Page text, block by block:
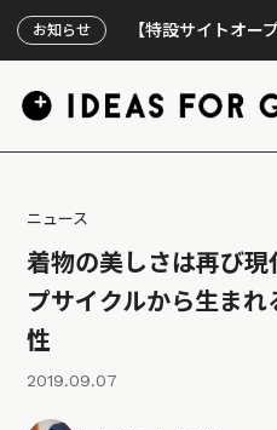
お知らせ
【特設サイトオープン】映
ニュース
着物の美しさは再び
プサイクルから生ま
性
2019.09.07